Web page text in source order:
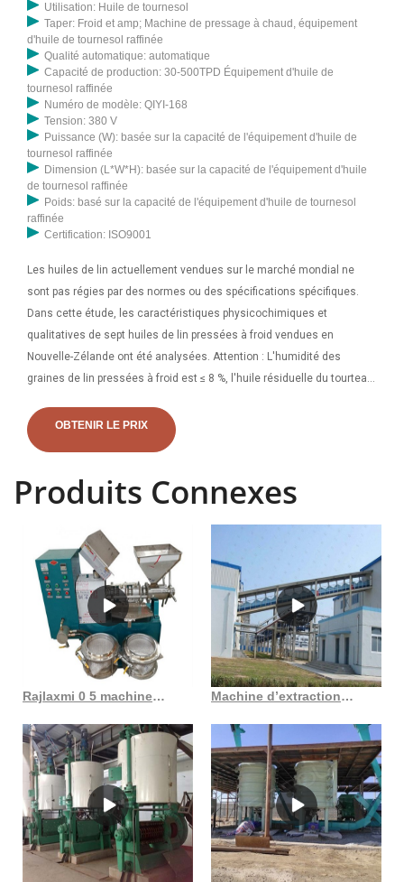
Utilisation: Huile de tournesol
Taper: Froid et amp; Machine de pressage à chaud, équipement
d'huile de tournesol raffinée
Qualité automatique: automatique
Capacité de production: 30-500TPD Équipement d'huile de
tournesol raffinée
Numéro de modèle: QIYI-168
Tension: 380 V
Puissance (W): basée sur la capacité de l'équipement d'huile de
tournesol raffinée
Dimension (L*W*H): basée sur la capacité de l'équipement d'huile
de tournesol raffinée
Poids: basé sur la capacité de l'équipement d'huile de tournesol
raffinée
Certification: ISO9001
Les huiles de lin actuellement vendues sur le marché mondial ne
sont pas régies par des normes ou des spécifications spécifiques.
Dans cette étude, les caractéristiques physicochimiques et
qualitatives de sept huiles de lin pressées à froid vendues en
Nouvelle-Zélande ont été analysées. Attention : L'humidité des
graines de lin pressées à froid est ≤ 8 %, l'huile résiduelle du tourteau
55 ℃. 6.1 Principales structures de la presse à huile de lin
OBTENIR LE PRIX
Produits Connexes
Rajlaxmi 0 5 machine d’extraction d’huile capacité 500 800kg jour en Côte d’Ivoire Machine d’extraction d’huile de cuisson d’usine d’extraction d’huile de sésame